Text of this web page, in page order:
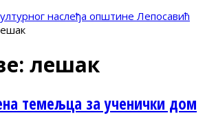
лешак
темељца за ученички дом